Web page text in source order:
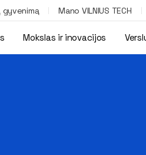
gyvenimą Mano VILNIUS TECH
Mokslas ir inovacijos